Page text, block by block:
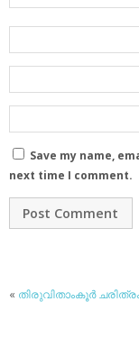
Save my name,
next time I comment.
« തിരുവിതാംകൂര്‍